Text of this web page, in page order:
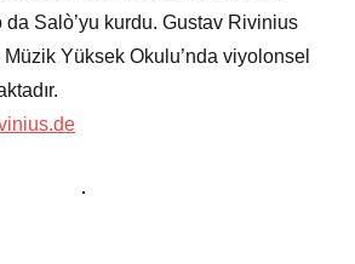
da Salò’yu kurdu. Gustav Rivinius
Yüksek Okulu’nda viyolonsel